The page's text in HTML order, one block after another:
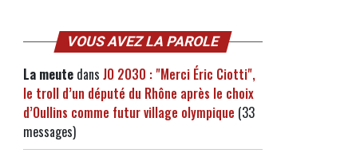
VOUS AVEZ LA PAROLE
La meute dans JO 2030 : "Merci Éric Ciotti",
le troll d’un député du Rhône après le choix
d’Oullins comme futur village olympique (33
messages)